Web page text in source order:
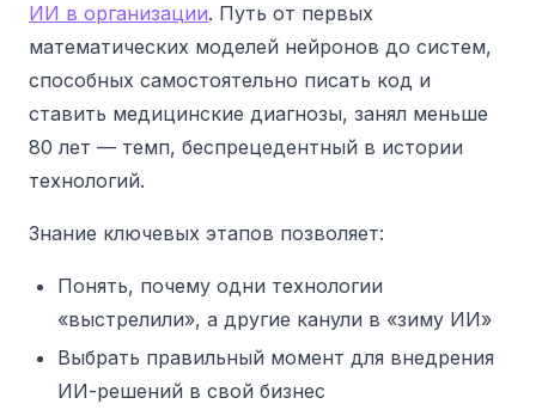
ИИ в организации. Путь от первых
математических моделей нейронов до систем,
способных самостоятельно писать код и
ставить медицинские диагнозы, занял меньше
80 лет — темп, беспрецедентный в истории
технологий.
Знание ключевых этапов позволяет:
Понять, почему одни технологии
«выстрелили», а другие канули в «зиму ИИ»
Выбрать правильный момент для внедрения
ИИ-решений в свой бизнес